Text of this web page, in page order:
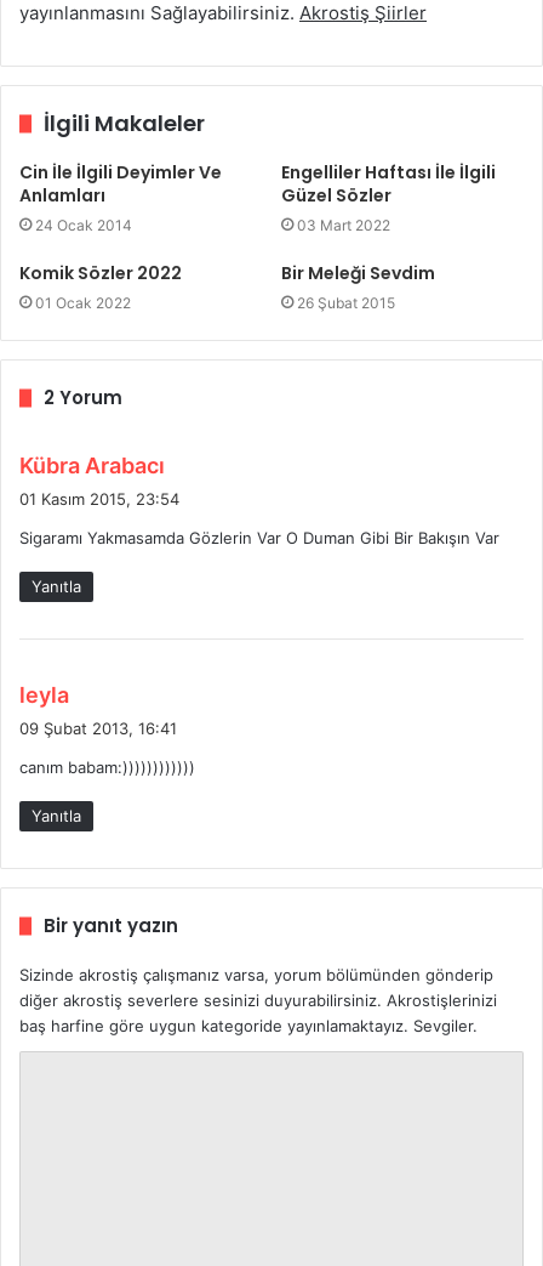
yayınlanmasını Sağlayabilirsiniz. Akrostiş Şiirler
İlgili Makaleler
Cin İle İlgili Deyimler Ve
Anlamları
24 Ocak 2014
Engelliler Haftası İle İlgili
Güzel Sözler
03 Mart 2022
Komik Sözler 2022
01 Ocak 2022
Bir Meleği Sevdim
26 Şubat 2015
2 Yorum
Kübra Arabacı
e
i
01 Kasım 2015, 23:54
Sigaramı Yakmasamda Gözlerin Var O Duman Gibi Bir Bakışın Var
Yanıtla
leyla
i
k
i
09 Şubat 2013, 16:41
canım babam:))))))))))))
Yanıtla
Bir yanıt yazın
Sizinde akrostiş çalışmanız varsa, yorum bölümünden gönderip
diğer akrostiş severlere sesinizi duyurabilirsiniz. Akrostişlerinizi
baş harfine göre uygun kategoride yayınlamaktayız. Sevgiler.